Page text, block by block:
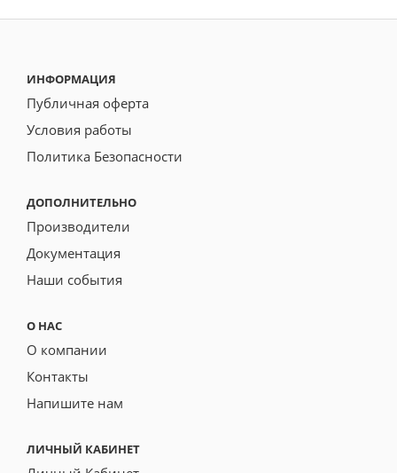
ИНФОРМАЦИЯ
Публичная оферта
Условия работы
Политика Безопасности
ДОПОЛНИТЕЛЬНО
Производители
Документация
Наши события
О НАС
О компании
Контакты
Напишите нам
ЛИЧНЫЙ КАБИНЕТ